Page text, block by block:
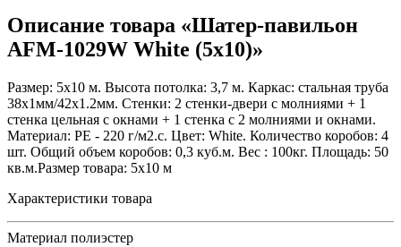
Описание товара «Шатер-павильон
AFM-1029W White (5х10)»
Размер: 5x10 м. Высота потолка: 3,7 м. Каркас: стальная труба
38х1мм/42x1.2мм. Стенки: 2 стенки-двери с молниями + 1
стенка цельная с окнами + 1 стенка с 2 молниями и окнами.
Материал: PE - 220 г/м2.с. Цвет: White. Количество коробов: 4
шт. Общий объем коробов: 0,3 куб.м. Вес : 100кг. Площадь: 50
кв.м.Размер товара: 5x10 м
Характеристики товара
Материал полиэстер